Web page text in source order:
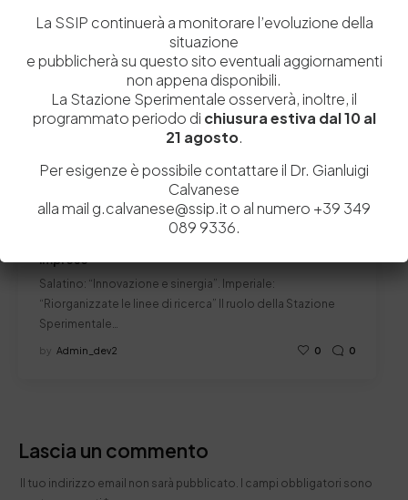
Focus
imprese
Salatino: “Innovazione e sinergia”. Imperiale:
“Riorganizzate le linee di ricerca” Il ruolo della Stazione
Sperimentale…
by Admin_dev2 0 0
Lascia un commento
Il tuo indirizzo email non sarà pubblicato. I campi obbligatori sono
La SSIP continuerà a monitorare l’evoluzione della
situazione
e pubblicherà su questo sito eventuali aggiornamenti
non appena disponibili.
La Stazione Sperimentale osserverà, inoltre, il
programmato periodo di chiusura estiva dal 10 al
21 agosto.
Per esigenze è possibile contattare il Dr. Gianluigi
Calvanese
alla mail g.calvanese@ssip.it o al numero +39 349
089 9336.